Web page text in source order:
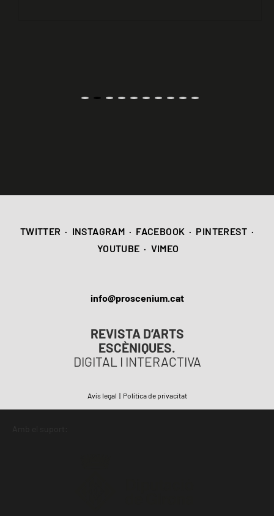
REVISTA D’ARTS
ESCÈNIQUES.
DIGITAL I INTERACTIVA
Avís legal | Política de privacitat
TWITTER · INSTAGRAM · FACEBOOK · PINTEREST ·
YOUTUBE · VIMEO
info@proscenium.cat